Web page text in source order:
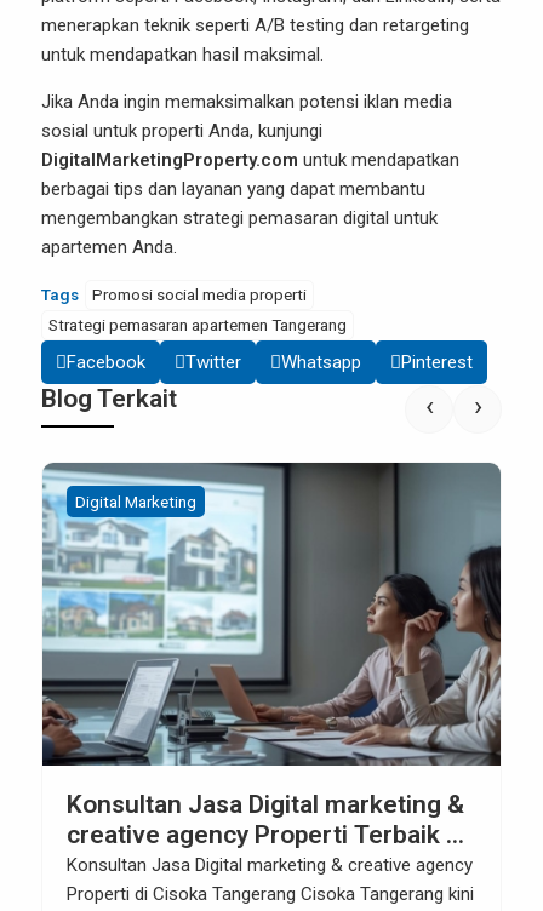
menerapkan teknik seperti A/B testing dan retargeting
untuk mendapatkan hasil maksimal.
Jika Anda ingin memaksimalkan potensi iklan media
sosial untuk properti Anda, kunjungi
DigitalMarketingProperty.com untuk mendapatkan
berbagai tips dan layanan yang dapat membantu
mengembangkan strategi pemasaran digital untuk
apartemen Anda.
Tags
Promosi social media properti
Strategi pemasaran apartemen Tangerang
Facebook Twitter Whatsapp Pinterest
Blog Terkait
Digital Marketing
Konsultan Jasa Digital marketing &
creative agency Properti Terbaik di
Cisoka Tangerang
Konsultan Jasa Digital marketing & creative agency
Properti di Cisoka Tangerang Cisoka Tangerang kini
‹ ›